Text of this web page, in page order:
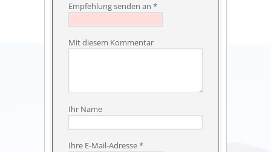
Empfehlung senden an *
Mit diesem Kommentar
Ihr Name
Ihre E-Mail-Adresse*